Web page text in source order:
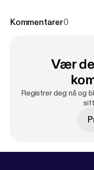
world's largest asylum
Kommentarer0
Vær
Registrer deg nå og